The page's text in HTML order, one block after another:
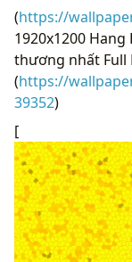
(https://
1920x1200
thương nhất Full
(https://
39352)
[